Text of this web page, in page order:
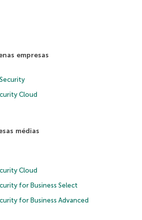
empresas
Cloud
médias
Cloud
for Business Select
for Business Advanced